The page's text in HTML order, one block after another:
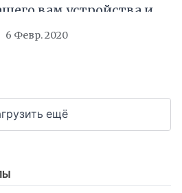
вам устройства и
о том, когда вы
6 Февр. 2020
ещё